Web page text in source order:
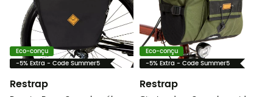
Eco-conçu
-5% Extra - Code Summer5
Restrap
Eco-conçu
-5% Extra - Code Summer5
Restrap